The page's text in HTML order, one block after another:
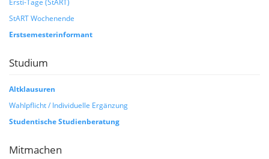
Ersti-Tage (StART)
StART Wochenende
Erstsemesterinformant
Studium
Altklausuren
Wahlpflicht / Individuelle Ergänzung
Studentische Studienberatung
Mitmachen